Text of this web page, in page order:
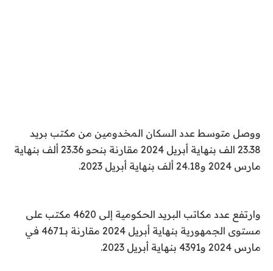
ووصل متوسط عدد السكان المخدومين من مكتب بريد
23.38 الف بنهاية أبريل 2024 مقارنة بنحو 23.36 ألف بنهاية
مارس 2024 و24.18 ألف بنهاية أبريل 2023.
وارتفع عدد مكاتب البريد الحكومية إلى 4620 مكتب على
مستوى الجمهورية بنهاية أبريل 2024 مقارنة بـ4671 في
مارس 2024 و4391 بنهاية أبريل 2023.